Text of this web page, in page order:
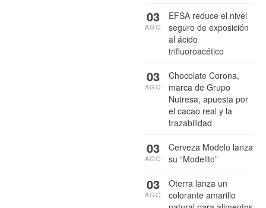
EFSA reduce el nivel
seguro de exposición
al ácido
trifluoroacético
03
AGO
Chocolate Corona,
marca de Grupo
Nutresa, apuesta por
el cacao real y la
trazabilidad
03
AGO
Cerveza Modelo lanza
su “Modelito”
03
AGO
Oterra lanza un
colorante amarillo
03
AGO